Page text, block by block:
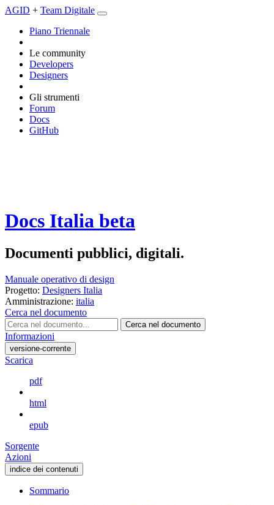
AGID + Team Digitale
Piano Triennale
Le community
Developers
Designers
Gli strumenti
Forum
Docs
GitHub
Docs Italia beta
Documenti pubblici, digitali.
Manuale operativo di design
Progetto: Designers Italia
Amministrazione: italia
Cerca nel documento
Cerca nel documento
Informazioni
versione-corrente
Scarica
pdf
html
epub
Sorgente
Azioni
indice dei contenuti
Sommario